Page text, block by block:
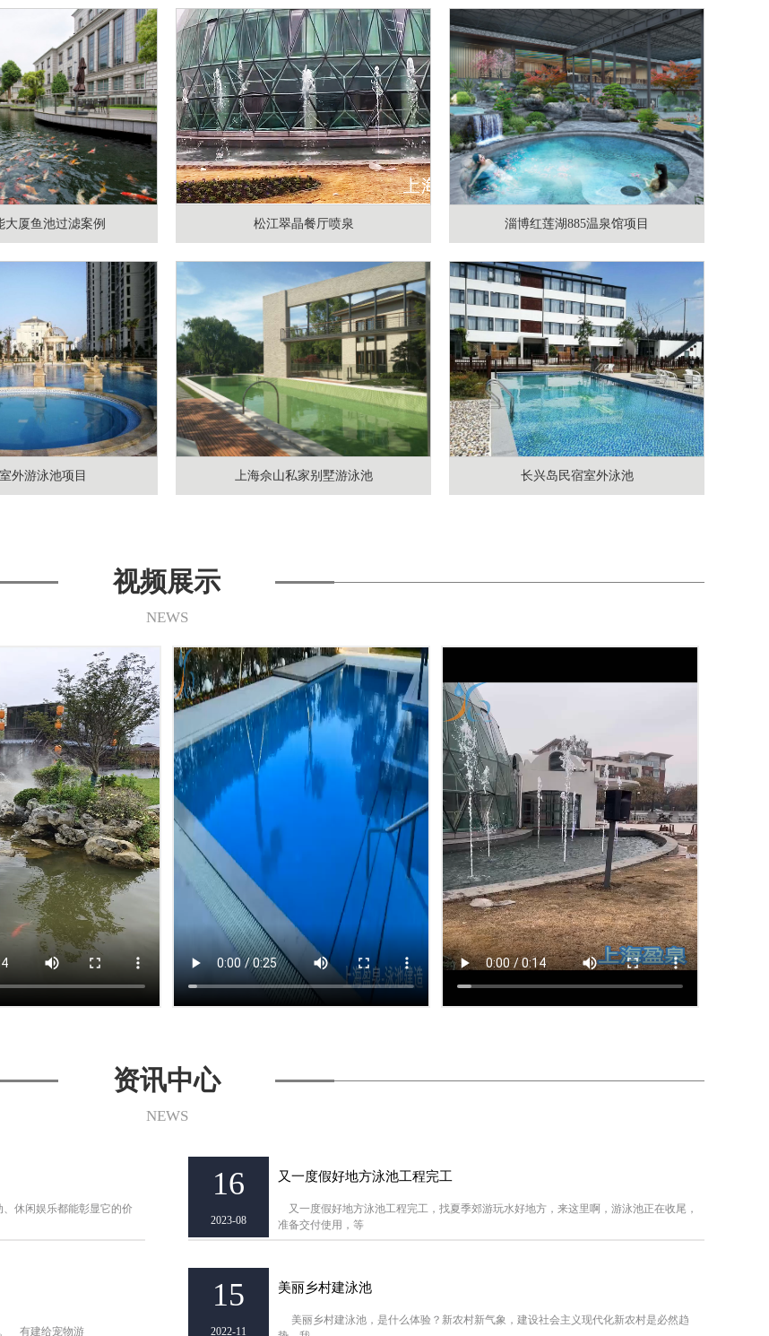
大厦鱼池过滤案例 松江翠晶餐厅喷泉 淄博红莲湖885温泉馆项目
外游泳池项目 上海佘山私家别墅游泳池 长兴岛民宿室外泳池
视频展示
NEWS
资讯中心
NEWS
休闲娱乐都能彰显它的价
16
2023-08
又一度假好地方泳池工程完工
又一度假好地方泳池工程完工，找夏季郊游玩水好地方，来这里啊，游泳池正在收尾，
准备交付使用，等
有建给宠物游
15
2022-11
美丽乡村建泳池
美丽乡村建泳池，是什么体验？新农村新气象，建设社会主义现代化新农村是必然趋